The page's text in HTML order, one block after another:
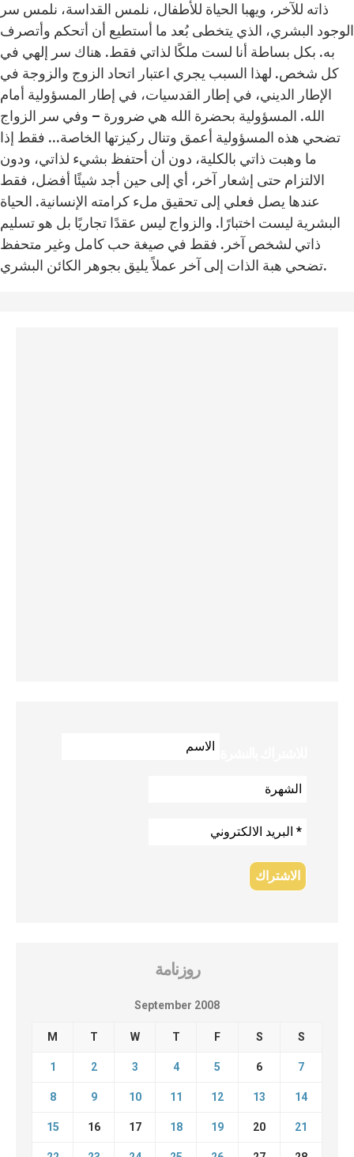
ذاته للآخر، ويهبا الحياة للأطفال، نلمس القداسة، نلمس سر
الوجود البشري، الذي يتخطى بُعد ما أستطيع أن أتحكم وأتصرف
به. بكل بساطة أنا لست ملكًا لذاتي فقط. هناك سر إلهي في
كل شخص. لهذا السبب يجري اعتبار اتحاد الزوج والزوجة في
الإطار الديني، في إطار القدسيات، في إطار المسؤولية أمام
الله. المسؤولية بحضرة الله هي ضرورة – وفي سر الزواج
تضحي هذه المسؤولية أعمق وتنال ركيزتها الخاصة... فقط إذا
ما وهبت ذاتي بالكلية، دون أن أحتفظ بشيء لذاتي، ودون
الالتزام حتى إشعار آخر، أي إلى حين أجد شيئًا أفضل، فقط
عندها يصل فعلي إلى تحقيق ملء كرامته الإنسانية. الحياة
البشرية ليست اختبارًا. والزواج ليس عقدًا تجاريًا بل هو تسليم
ذاتي لشخص آخر. فقط في صيغة حب كامل وغير متحفظ
تضحي هبة الذات إلى آخر عملاً يليق بجوهر الكائن البشري.
روزنامة
September 2008
M T W T F S S
1 2 3 4 5 6 7
8 9 10 11 12 13 14
15 16 17 18 19 20 21